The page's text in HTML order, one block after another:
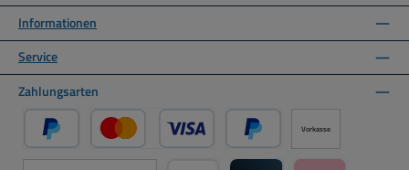
Informationen
Service
Zahlungsarten
PayPal Kredit- oder Debitkarte über PayPal
Später Bezahlen über PayPal
Vorkasse